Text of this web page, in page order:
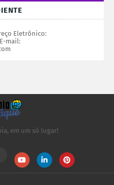
Eletrônico:
mail:
em um só lugar!